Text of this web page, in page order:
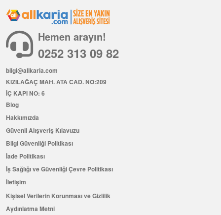
Hemen arayın!
0252 313 09 82
bilgi@allkaria.com
KIZILAĞAÇ MAH. ATA CAD. NO:209
İÇ KAPI NO: 6
Blog
Hakkımızda
Güvenli Alışveriş Kılavuzu
Bilgi Güvenliği Politikası
İade Politikası
İş Sağlığı ve Güvenliği Çevre Politikası
İletişim
Kişisel Verilerin Korunması ve Gizlilik
Aydınlatma Metni